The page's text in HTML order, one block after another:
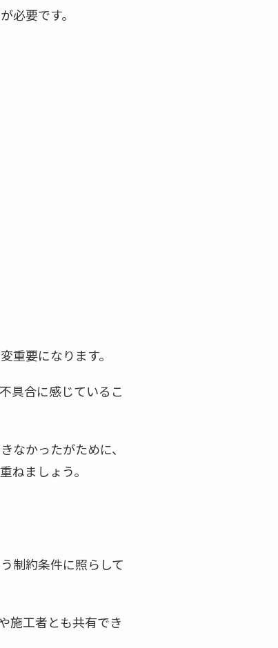
必要です。
重要になります。
具合に感じているこ
かったがために、
ねましょう。
制約条件に照らして
施工者とも共有でき